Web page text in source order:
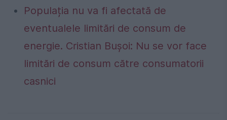
Populația nu va fi afectată de
eventualele limitări de consum de
energie. Cristian Bușoi: Nu se vor face
limitări de consum către consumatorii
casnici